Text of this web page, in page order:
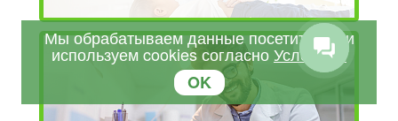
Мы обрабатываем данные посетителей и
используем cookies согласноУсловиям
OK